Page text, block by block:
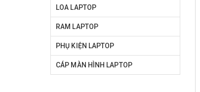
LOA LAPTOP
RAM LAPTOP
PHỤ KIỆN LAPTOP
CÁP MÀN HÌNH LAPTOP